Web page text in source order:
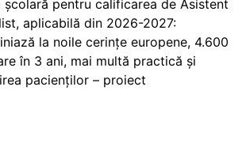
școlară pentru calificarea de Asistent
aplicabilă din 2026-2027:
la noile cerințe europene, 4.600
în 3 ani, mai multă practică și
pacienților – proiect